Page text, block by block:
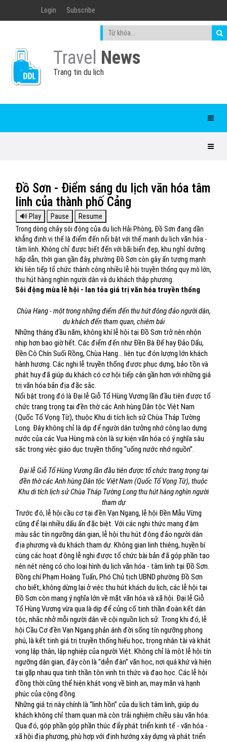
Login Subscribe
Travel News
Trang tin du lịch
Đồ Sơn - Điểm sáng du lịch văn hóa tâm
linh của thành phố Cảng
Trong dòng chảy sôi động của du lịch Hải Phòng, Đồ Sơn đang dần
khẳng định vị thế là điểm đến nổi bật với thế mạnh du lịch văn hóa -
tâm linh. Không chỉ được biết đến với bãi biển đẹp, khu nghỉ dưỡng
hấp dẫn, thời gian gần đây, phường Đồ Sơn còn gây ấn tượng mạnh
khi liên tiếp tổ chức thành công nhiều lễ hội truyền thống quy mô lớn,
thu hút hàng nghìn người dân và du khách thập phương.
Sôi động mùa lễ hội - lan tỏa giá trị văn hóa truyền thống
Chùa Hang - một trong những điểm đến thu hút đông đảo người dân,
du khách đến tham quan, chiêm bái
Những tháng đầu năm, không khí lễ hội tại Đồ Sơn trở nên nhộn
nhịp hơn bao giờ hết. Các điểm đến như Đền Bà Đế hay Đảo Dấu,
Đền Cô Chín Suối Rồng, Chùa Hang… liên tục đón lượng lớn khách
hành hương. Các nghi lễ truyền thống được phục dựng, bảo tồn và
phát huy đã giúp du khách có cơ hội tiếp cận gần hơn với những giá
trị văn hóa bản địa đặc sắc.
Nổi bật trong đó là Đại lễ Giỗ Tổ Hùng Vương lần đầu tiên được tổ
chức trang trọng tại đền thờ các Anh hùng Dân tộc Việt Nam
(Quốc Tổ Vọng Từ), thuộc Khu di tích lịch sử Chùa Tháp Tường
Long. Đây không chỉ là dịp để người dân tưởng nhớ công lao dựng
nước của các Vua Hùng mà còn là sự kiện văn hóa có ý nghĩa sâu
sắc trong việc giáo dục truyền thống “uống nước nhớ nguồn”.
Đại lễ Giỗ Tổ Hùng Vương lần đầu tiên được tổ chức trang trọng tại
đền thờ các Anh hùng Dân tộc Việt Nam (Quốc Tổ Vọng Từ), thuộc
Khu di tích lịch sử Chùa Tháp Tường Long thu hút hàng nghìn người
tham dự
Trước đó, lễ hội cầu cơ tại đền Vạn Ngang, lễ hội Đền Mẫu Vừng
cũng để lại nhiều dấu ấn đặc biệt. Với các nghi thức mang đậm
màu sắc tín ngưỡng dân gian, lễ hội thu hút đông đảo người dân
địa phương và du khách tham dự. Không gian linh thiêng, huyền bí
cùng các hoạt động lễ nghi được tổ chức bài bản đã góp phần tạo
nên nét riêng có cho loại hình du lịch văn hóa - tâm linh tại Đồ Sơn.
Đồng chí Phạm Hoàng Tuấn, Phó Chủ tịch UBND phường Đồ Sơn
cho biết, không dừng lại ở việc thu hút khách du lịch, các lễ hội tại
Đồ Sơn còn mang ý nghĩa lớn về mặt văn hóa và xã hội. Đại lễ Giỗ
Tổ Hùng Vương vừa qua là dịp để củng cố tinh thần đoàn kết dân
tộc, nhắc nhở mỗi người dân về cội nguồn lịch sử. Trong khi đó, lễ
hội Cầu Cơ đền Vạn Ngang phản ánh đời sống tín ngưỡng phong
phú, là kết tinh giá trị truyền thống hiếu học, trọng nhân tài và khát
vọng lập thân, lập nghiệp của người Việt. Không chỉ là một lễ hội tín
ngưỡng dân gian, đây còn là “diễn đàn” văn học, nơi quá khứ và hiện
tại gặp nhau qua tinh thần tôn vinh tri thức và đạo học. Các lễ hội
đồng thời cũng thể hiện khát vọng về bình an, may mắn và hạnh
phúc của cộng đồng.
Những giá trị này chính là “linh hồn” của du lịch tâm linh, giúp du
khách không chỉ tham quan mà còn trải nghiệm chiều sâu văn hóa.
Qua đó, góp phần góp phần thúc đẩy phát triển kinh tế - văn hóa -
xã hội địa phương, phù hợp với định hướng xây dựng và phát triển